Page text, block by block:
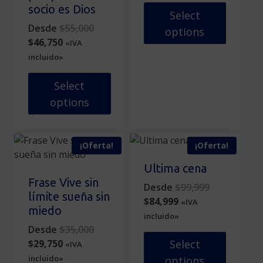
elegir
la
página
de
producto
elegir
página
socio es Dios
Desde $55,000Original
$55,000.
$46,750Current
price
is:
$46,750.
«IVA
incluido»
Select
options
producto
tiene
variantes.
Las
opciones
pueden
elegir
$21,250.
Select
options
opciones
pueden
en
la
página
de
producto
¡Oferta!
Frase Vive sin
límite sueña sin
miedo
Desde $35,000Original
$29,750Current
price
«IVA
incluido»
¡Oferta!
Ultima cena
Desde $99,999Original
$99,999.
$84,999Current
price
is:
$84,999.
«IVA
incluido»
Select